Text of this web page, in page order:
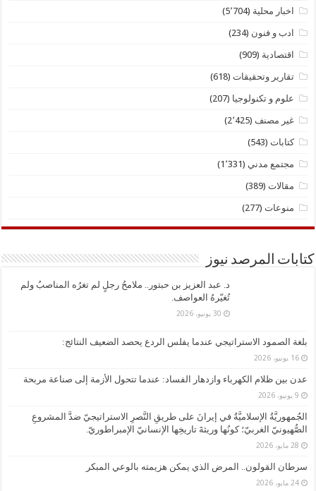
اخبار محلية (5٬704)
ادب و فنون (234)
اقتصادية (909)
تقارير وتحقيقات (618)
علوم و تكنولوجيا (207)
غير مصنف (2٬425)
كتابات (543)
مجتمع مدني (1٬331)
مقالات (389)
منوعات (277)
كتابات المرصد نيوز
د. ​عبد العزيز بن حبتور.. ملامحُ رجلٍ لم تغرُه المناصبُ ولم
تُغيّرهُ العواصف.
30 يونيو، 2026
بلغة الصمود الاستراتيجي عندما يفلس الردع يحصد الضعيف النتائج:
16 يونيو، 2026
عدن بين ظلام الكهرباء وازدهار الفساد: عندما تتحول الأزمة إلى صناعة مربحة
9 يونيو، 2026
الجُمهوريَّةُ الإسلاميَّةُ في إيرانَ على طريقِ النَّصرِ الاستراتيجيّ ضدَّ المشروعِ
الصُّهيونيّ الغربيّ؛ كونُها وريثةَ تاريخِها الإنسانيّ الإمبراطوريّ.
28 مايو، 2026
سرطان القولون.. المرض الذي يمكن هزيمته بالوعي المبكر
24 مايو، 2026